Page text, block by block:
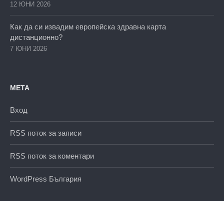
12 ЮНИ 2026
Как да си извадим европейска здравна карта
дистанционно?
7 ЮНИ 2026
МЕТА
Вход
RSS поток за записи
RSS поток за коментари
WordPress България